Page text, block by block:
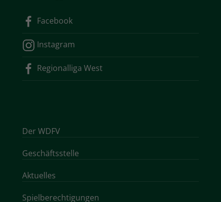
Facebook
Instagram
Regionalliga West
Der WDFV
Geschäftsstelle
Aktuelles
Spielberechtigungen